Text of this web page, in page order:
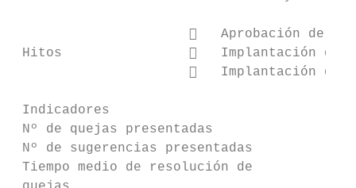
   Aprobación del
Hitos                   Implantación de
   Implantación de
Indicadores
Nº de quejas presentadas
Nº de sugerencias presentadas
Tiempo medio de resolución de